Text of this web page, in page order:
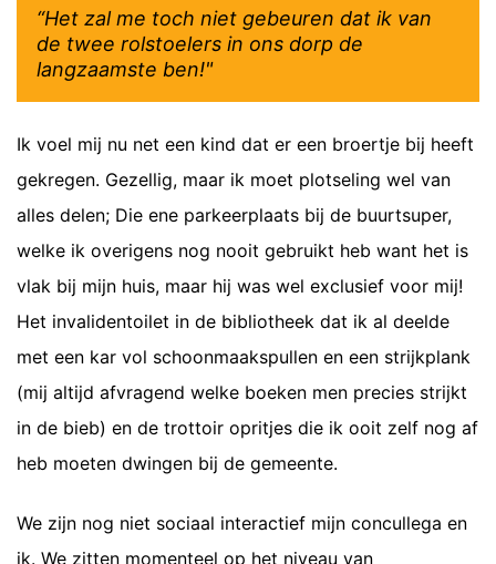
“Het zal me toch niet gebeuren dat ik van
de twee rolstoelers in ons dorp de
langzaamste ben!"
Ik voel mij nu net een kind dat er een broertje bij heeft
gekregen. Gezellig, maar ik moet plotseling wel van
alles delen; Die ene parkeerplaats bij de buurtsuper,
welke ik overigens nog nooit gebruikt heb want het is
vlak bij mijn huis, maar hij was wel exclusief voor mij!
Het invalidentoilet in de bibliotheek dat ik al deelde
met een kar vol schoonmaakspullen en een strijkplank
(mij altijd afvragend welke boeken men precies strijkt
in de bieb) en de trottoir opritjes die ik ooit zelf nog af
heb moeten dwingen bij de gemeente.
We zijn nog niet sociaal interactief mijn concullega en
ik. We zitten momenteel op het niveau van